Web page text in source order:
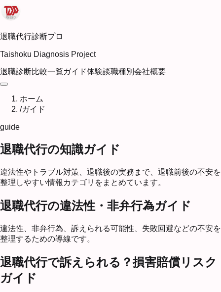
退職代行診断プロ
Taishoku Diagnosis Project
退職診断比較一覧ガイド体験談職種別 会社概要
ホーム
/ガイド
guide
退職代行の知識ガイド
違法性やトラブル対策、退職後の実務まで、退職前後の不安を
整理しやすい情報カテゴリをまとめています。
退職代行の違法性・非弁行為ガイド
違法性、非弁行為、訴えられる可能性、失敗回避などの不安を
整理するための導線です。
退職代行で訴えられる？損害賠償リスク
ガイド